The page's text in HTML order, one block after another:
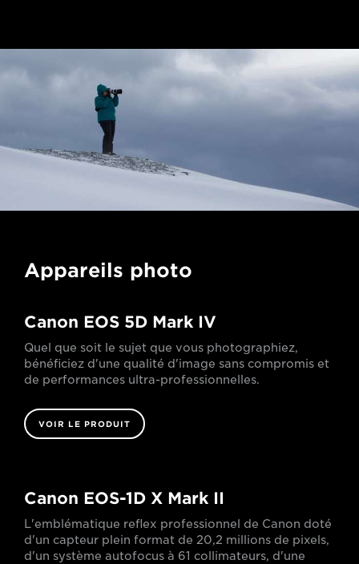
Appareils photo
Canon EOS 5D Mark IV
Quel que soit le sujet que vous photographiez,
bénéficiez d'une qualité d'image sans compromis et
de performances ultra-professionnelles.
VOIR LE PRODUIT
Canon EOS-1D X Mark II
L'emblématique reflex professionnel de Canon doté
d'un capteur plein format de 20,2 millions de pixels,
d'un système autofocus à 61 collimateurs, d'une